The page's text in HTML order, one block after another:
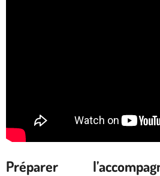
Préparer